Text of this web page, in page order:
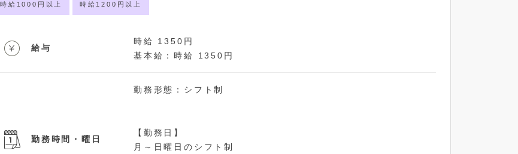
時給1000円以上 時給1200円以上
給与
時給 1350円
基本給：時給 1350円
勤務時間・曜日
勤務形態：シフト制
【勤務日】
月～日曜日のシフト制